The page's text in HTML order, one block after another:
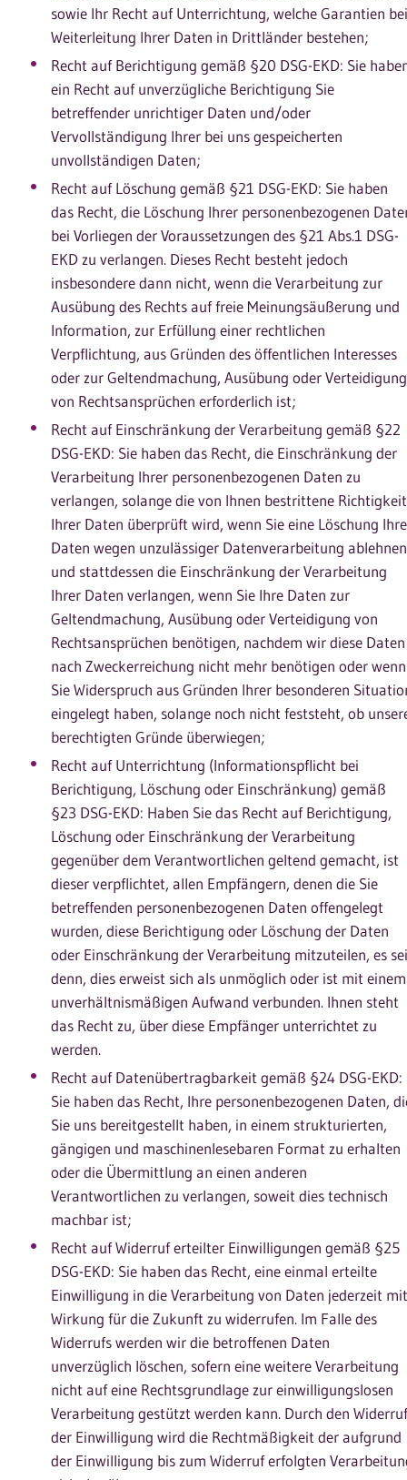
sowie Ihr Recht auf Unterrichtung, welche Garantien bei
Weiterleitung Ihrer Daten in Drittländer bestehen;
Recht auf Berichtigung gemäß §20 DSG-EKD: Sie
ein Recht auf unverzügliche Berichtigung Sie
betreffender unrichtiger Daten und/oder
Vervollständigung Ihrer bei uns gespeicherten
unvollständigen Daten;
Recht auf Löschung gemäß §21 DSG-EKD: Sie haben
das Recht, die Löschung Ihrer personenbezogenen
bei Vorliegen der Voraussetzungen des §21 Abs.1 DSG-
EKD zu verlangen. Dieses Recht besteht jedoch
insbesondere dann nicht, wenn die Verarbeitung zur
Ausübung des Rechts auf freie Meinungsäußerung und
Information, zur Erfüllung einer rechtlichen
Verpflichtung, aus Gründen des öffentlichen Interesses
oder zur Geltendmachung, Ausübung oder Verteidigung
von Rechtsansprüchen erforderlich ist;
Recht auf Einschränkung der Verarbeitung gemäß §22
DSG-EKD: Sie haben das Recht, die Einschränkung der
Verarbeitung Ihrer personenbezogenen Daten zu
verlangen, solange die von Ihnen bestrittene Richtigkeit
Ihrer Daten überprüft wird, wenn Sie eine Löschung
Daten wegen unzulässiger Datenverarbeitung ablehnen
und stattdessen die Einschränkung der Verarbeitung
Ihrer Daten verlangen, wenn Sie Ihre Daten zur
Geltendmachung, Ausübung oder Verteidigung von
Rechtsansprüchen benötigen, nachdem wir diese Daten
nach Zweckerreichung nicht mehr benötigen oder wenn
Sie Widerspruch aus Gründen Ihrer besonderen
eingelegt haben, solange noch nicht feststeht, ob
berechtigten Gründe überwiegen;
Recht auf Unterrichtung (Informationspflicht bei
Berichtigung, Löschung oder Einschränkung) gemäß
§23 DSG-EKD: Haben Sie das Recht auf Berichtigung,
Löschung oder Einschränkung der Verarbeitung
gegenüber dem Verantwortlichen geltend gemacht, ist
dieser verpflichtet, allen Empfängern, denen die Sie
betreffenden personenbezogenen Daten offengelegt
wurden, diese Berichtigung oder Löschung der Daten
oder Einschränkung der Verarbeitung mitzuteilen, es sei
denn, dies erweist sich als unmöglich oder ist mit einem
unverhältnismäßigen Aufwand verbunden. Ihnen steht
das Recht zu, über diese Empfänger unterrichtet zu
werden.
Recht auf Datenübertragbarkeit gemäß §24 DSG-EKD:
Sie haben das Recht, Ihre personenbezogenen Daten,
Sie uns bereitgestellt haben, in einem strukturierten,
gängigen und maschinenlesebaren Format zu erhalten
oder die Übermittlung an einen anderen
Verantwortlichen zu verlangen, soweit dies technisch
machbar ist;
Recht auf Widerruf erteilter Einwilligungen gemäß §25
DSG-EKD: Sie haben das Recht, eine einmal erteilte
Einwilligung in die Verarbeitung von Daten jederzeit mit
Wirkung für die Zukunft zu widerrufen. Im Falle des
Widerrufs werden wir die betroffenen Daten
unverzüglich löschen, sofern eine weitere Verarbeitung
nicht auf eine Rechtsgrundlage zur einwilligungslosen
Verarbeitung gestützt werden kann. Durch den Widerruf
der Einwilligung wird die Rechtmäßigkeit der aufgrund
der Einwilligung bis zum Widerruf erfolgten